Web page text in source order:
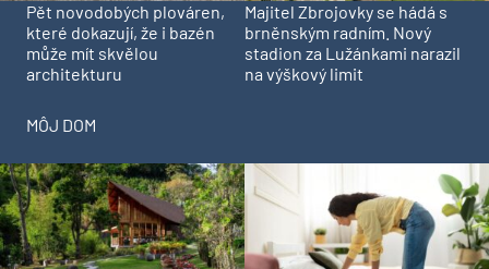
Pět novodobých plováren,
které dokazují, že i bazén
může mít skvělou
architekturu
Majitel Zbrojovky se hádá s
brněnským radním. Nový
stadion za Lužánkami narazil
na výškový limit
MÔJ DOM